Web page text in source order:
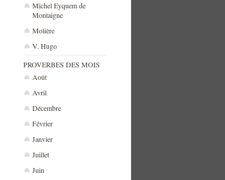
Michel Eyquem de
Montaigne
Molière
V. Hugo
PROVERBES DES MOIS
Août
Avril
Décembre
Février
Janvier
Juillet
Juin